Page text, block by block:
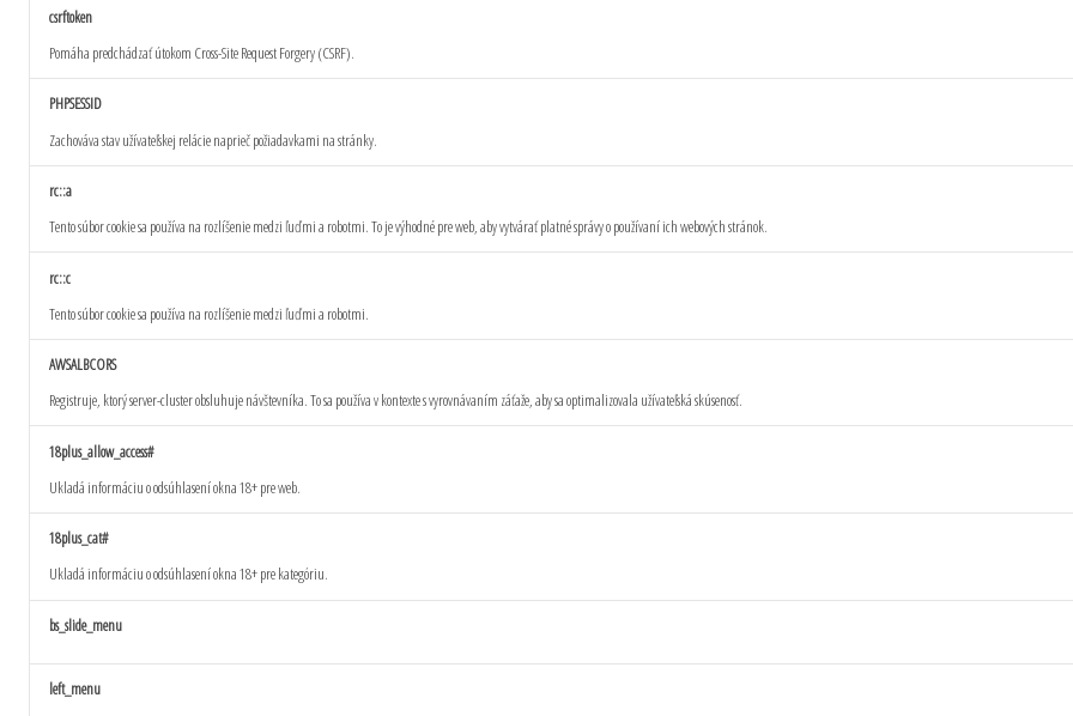
csrftoken
Pomáha predchádzať útokom Cross-Site Request Forgery (CSRF).
PHPSESSID
Zachováva stav užívateľskej relácie naprieč požiadavkami na stránky.
rc::a
Tento súbor cookie sa používa na rozlíšenie medzi ľuďmi a robotmi. To je výhodné pre web, aby vytvárať platné správy o používaní ich webových stránok.
rc::c
Tento súbor cookie sa používa na rozlíšenie medzi ľuďmi a robotmi.
AWSALBCORS
Registruje, ktorý server-cluster obsluhuje návštevníka. To sa používa v kontexte s vyrovnávaním záťaže, aby sa optimalizovala užívateľská skúsenosť.
18plus_allow_access#
Ukladá informáciu o odsúhlasení okna 18+ pre web.
18plus_cat#
Ukladá informáciu o odsúhlasení okna 18+ pre kategóriu.
bs_slide_menu
left_menu